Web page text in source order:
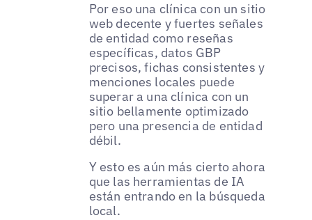
Por eso una clínica con un sitio
web decente y fuertes señales
de entidad como reseñas
específicas, datos GBP
precisos, fichas consistentes y
menciones locales puede
superar a una clínica con un
sitio bellamente optimizado
pero una presencia de entidad
débil.
Y esto es aún más cierto ahora
que las herramientas de IA
están entrando en la búsqueda
local.